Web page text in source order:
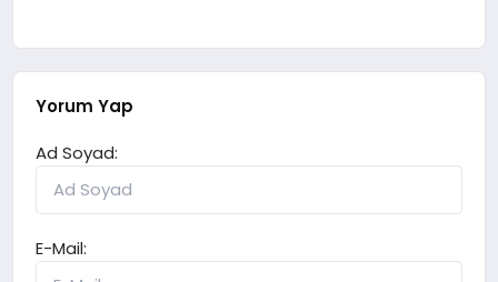
Yorum Yap
Ad Soyad:
E-Mail: